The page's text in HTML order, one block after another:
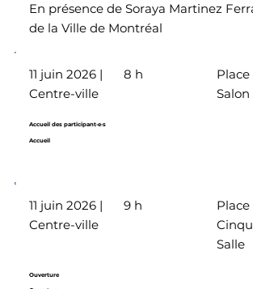
En présence de Soraya Martinez
de la Ville de Montréal
Accueil des participant·e·s
Accueil
8 h
11 juin 2026 |
Centre-ville
Place
Ouverture
9 h
11 juin 2026 |
Centre-ville
Place
Salle